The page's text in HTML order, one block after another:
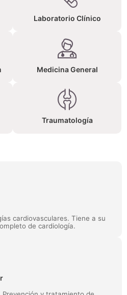
Laboratorio Clínico
Medicina General
Traumatología
cardiovasculares. Tiene a su
de cardiología.